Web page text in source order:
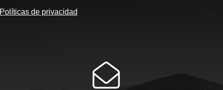
Políticas de privacidad